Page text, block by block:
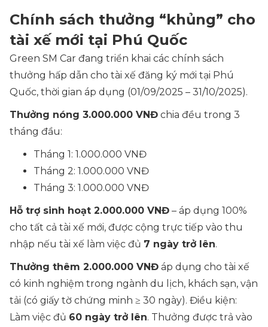
Chính sách thưởng “khủng” cho
tài xế mới tại Phú Quốc
Green SM Car đang triển khai các chính sách
thưởng hấp dẫn cho tài xế đăng ký mới tại Phú
Quốc, thời gian áp dụng (01/09/2025 – 31/10/2025).
Thưởng nóng 3.000.000 VNĐ chia đều trong 3
tháng đầu:
Tháng 1: 1.000.000 VNĐ
Tháng 2: 1.000.000 VNĐ
Tháng 3: 1.000.000 VNĐ
Hỗ trợ sinh hoạt 2.000.000 VNĐ – áp dụng 100%
cho tất cả tài xế mới, được cộng trực tiếp vào thu
nhập nếu tài xế làm việc đủ 7 ngày trở lên.
Thưởng thêm 2.000.000 VNĐ áp dụng cho tài xế
có kinh nghiệm trong ngành du lịch, khách sạn, vận
tải (có giấy tờ chứng minh ≥ 30 ngày). Điều kiện:
Làm việc đủ 60 ngày trở lên. Thưởng được trả vào